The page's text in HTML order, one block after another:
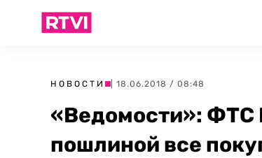
НОВОСТИ | 18.06.2018 / 08:48
«Ведомости»: ФТС
пошлиной все